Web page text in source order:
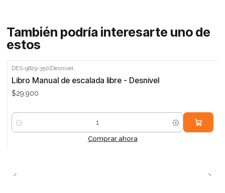
También podría interesarte uno de
estos
DES-9829-350 Desnivel
Libro Manual de escalada libre - Desnivel
$29.900
Cantidad
Comprar ahora